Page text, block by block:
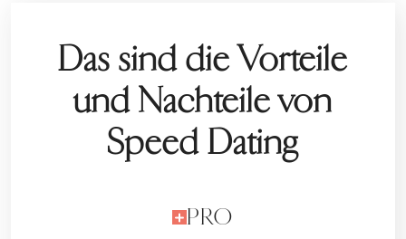
Das sind die Vorteile
und Nachteile von
Speed Dating
PRO